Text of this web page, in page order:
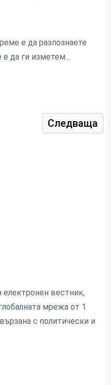
е да разпознаете
да ги изметем...
Следваща
вестник,
мрежа от 1
с политически и